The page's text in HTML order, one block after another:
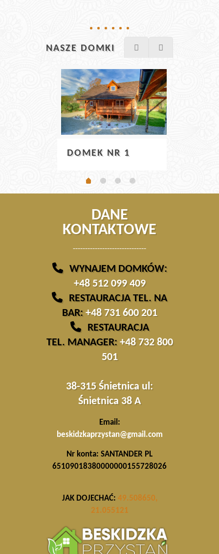
NASZE DOMKI
DOMEK NR 1
DANE
KONTAKTOWE
------------------------------
WYNAJEM DOMKÓW:
+48 512 099 409
RESTAURACJA TEL. NA
BAR: +48 731 600 201
RESTAURACJA
TEL. MANAGER: +48 732 800
501
38-315 Śnietnica ul:
Śnietnica 38 A
Email:
beskidzkaprzystan@gmail.com
Nr konta: SANTANDER PL
65109018380000000155728026
JAK DOJECHAĆ: 49.508650,
21.055121